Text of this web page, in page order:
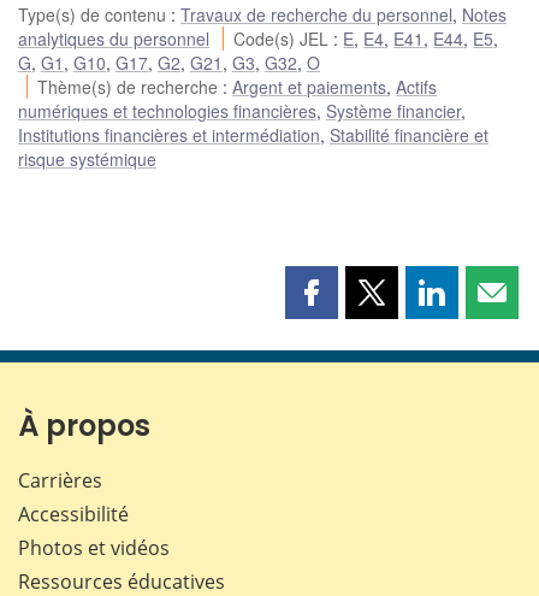
Type(s) de contenu : Travaux de recherche du personnel, Notes
analytiques du personnel
Code(s) JEL : E, E4, E41 , E44, E5,
G, G1 , G10, G17, G2, G21 , G3, G32, O
Thème(s) de recherche :Argent et paiements,Actifs
numériques et technologies financières, Système financier,
Institutions financières et intermédiation, Stabilité financière et
risque systémique
Partager
page
Partager
page
Partager
page page
À propos
Carrières
Accessibilité
Photos et vidéos
Ressources éducatives